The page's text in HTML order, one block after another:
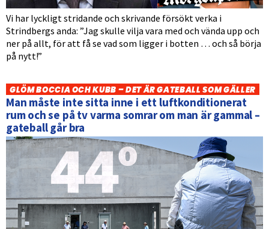
Vi har lyckligt stridande och skrivande försökt verka i
Strindbergs anda: ”Jag skulle vilja vara med och vända upp och
ner på allt, för att få se vad som ligger i botten … och så börja
på nytt!”
GLÖM BOCCIA OCH KUBB – DET ÄR GATEBALL SOM GÄLLER
Man måste inte sitta inne i ett luftkonditionerat
rum och se på tv varma somrar om man är gammal –
gateball går bra